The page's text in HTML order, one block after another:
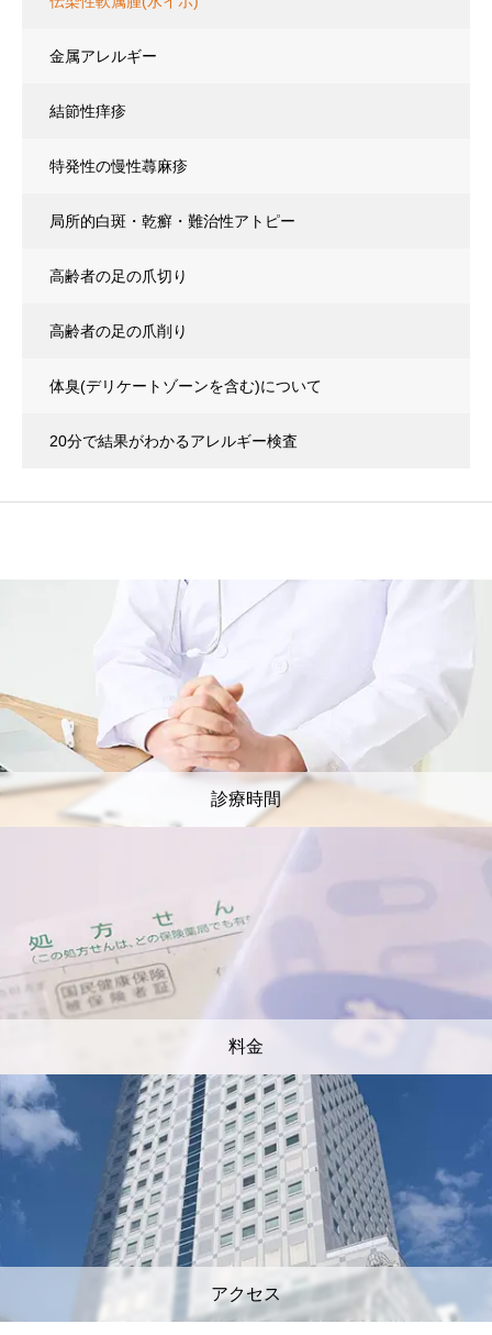
金属アレルギー
結節性痒疹
特発性の慢性蕁麻疹
局所的白斑・乾癬・難治性アトピー
高齢者の足の爪切り
高齢者の足の爪削り
体臭(デリケートゾーンを含む)について
20分で結果がわかるアレルギー検査
診療時間
料金
アクセス